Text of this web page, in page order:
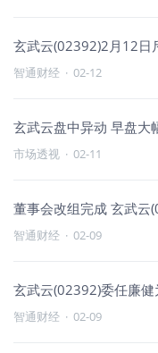
玄武云(02392)2月12日
智通财经 · 02-12
玄武云盘中异动 早盘大
市场透视 · 02-11
董事会改组完成 玄武云
智通财经 · 02-09
玄武云(02392)委任廉
智通财经 · 02-09